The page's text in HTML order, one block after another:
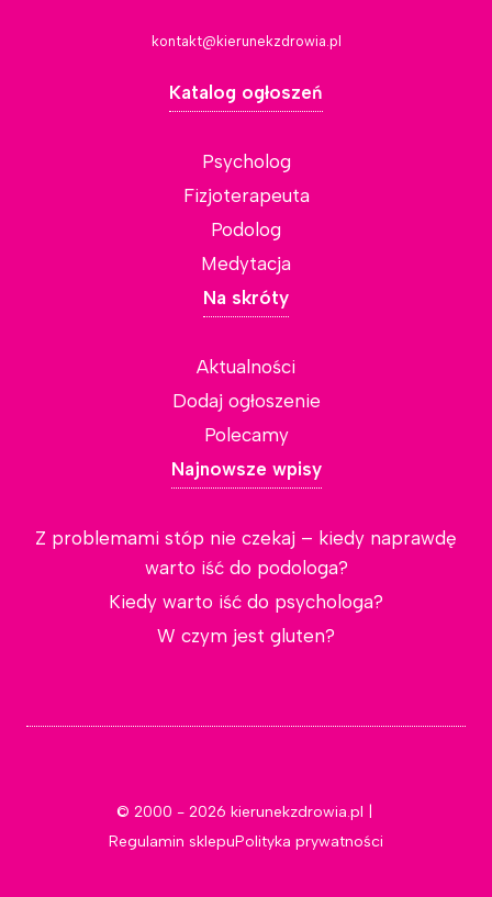
kontakt@kierunekzdrowia.pl
Katalog ogłoszeń
Psycholog
Fizjoterapeuta
Podolog
Medytacja
Na skróty
Aktualności
Dodaj ogłoszenie
Polecamy
Najnowsze wpisy
Z problemami stóp nie czekaj – kiedy naprawdę
warto iść do podologa?
Kiedy warto iść do psychologa?
W czym jest gluten?
© 2000 - 2026 kierunekzdrowia.pl |
Regulamin sklepuPolityka prywatności